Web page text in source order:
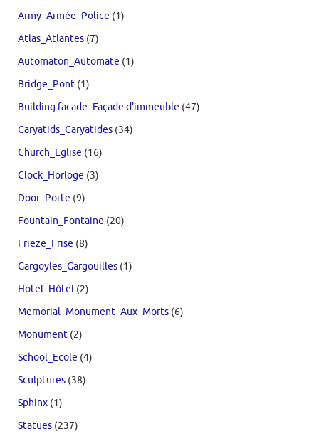
Army_Armée_Police (1)
Atlas_Atlantes (7)
Automaton_Automate (1)
Bridge_Pont (1)
Building facade_Façade d'immeuble (47)
Caryatids_Caryatides (34)
Church_Eglise (16)
Clock_Horloge (3)
Door_Porte (9)
Fountain_Fontaine (20)
Frieze_Frise (8)
Gargoyles_Gargouilles (1)
Hotel_Hôtel (2)
Memorial_Monument_Aux_Morts (6)
Monument (2)
School_Ecole (4)
Sculptures (38)
Sphinx (1)
Statues (237)